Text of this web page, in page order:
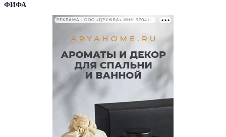
ФИФА
РЕКЛАМА • ООО «ДРУЖБА» ИНН 9704146411